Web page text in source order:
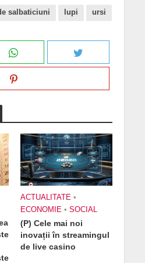
salbaticiuni lupi ursi
ACTUALITATE •
ECONOMIE • SOCIAL
(P) Cele mai noi
inovații în streamingul
de live casino